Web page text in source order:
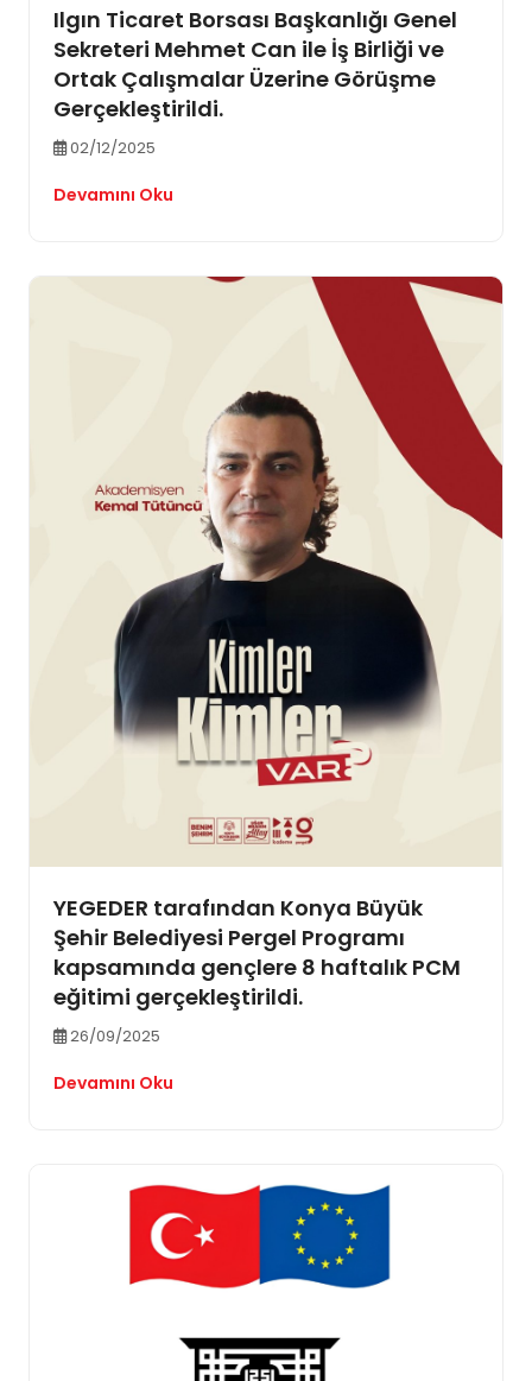
Ilgın Ticaret Borsası Başkanlığı Genel
Sekreteri Mehmet Can ile İş Birliği ve
Ortak Çalışmalar Üzerine Görüşme
Gerçekleştirildi.
02/12/2025
Devamını Oku
YEGEDER tarafından Konya Büyük
Şehir Belediyesi Pergel Programı
kapsamında gençlere 8 haftalık PCM
eğitimi gerçekleştirildi.
26/09/2025
Devamını Oku